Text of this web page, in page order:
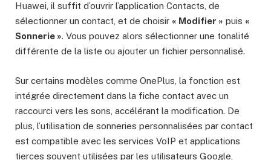
Huawei, il suffit d’ouvrir l’application Contacts, de
sélectionner un contact, et de choisir « Modifier » puis «
Sonnerie ». Vous pouvez alors sélectionner une tonalité
différente de la liste ou ajouter un fichier personnalisé.
Sur certains modèles comme OnePlus, la fonction est
intégrée directement dans la fiche contact avec un
raccourci vers les sons, accélérant la modification. De
plus, l’utilisation de sonneries personnalisées par contact
est compatible avec les services VoIP et applications
tierces souvent utilisées par les utilisateurs Google,